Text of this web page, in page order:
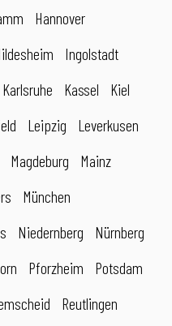
Hannover
Ingolstadt
Karlsruhe Kassel
Kiel
Leipzig
Leverkusen
Magdeburg
Mainz
München
Niedernberg
Nürnberg
Pforzheim
Potsdam
Reutlingen